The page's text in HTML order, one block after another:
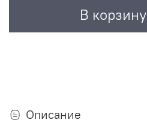
В корзину
Описание